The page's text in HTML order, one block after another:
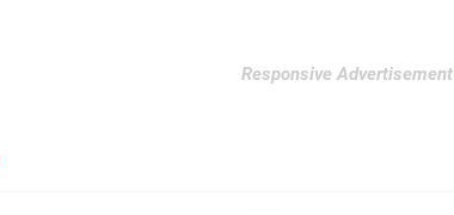
Responsive Advertisement